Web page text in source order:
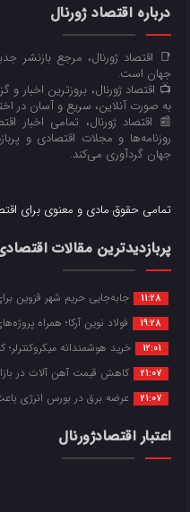
درباره اقتصاد ژورنال
📑 اقتصاد ژورنال، مرجع بازنشر
جهان است.
📺 اقتصاد ژورنال، بروزترین اخبار
به صورت آنلاین، سریع و آسان در
📰 اقتصاد ژورنال، تمامی اخبار
روزنامه‌ها و مجلات اقتصادی و
جهان گردآوری می‌کند.
تمامی حقوق مادی و معنوی برای
پربازدیدترین مقالات
11:28 جابه‌جایی حریم شهر قزوین
19:28 فولاد نوین آرکا؛ همراه
12:01 خرید هوشمندانه میکروکنترلر؛
21:07 کاهش قیمت آهن آلات در
21:07 عرضه برق در بورس انرژی
اعتبار اقتصادژورنال